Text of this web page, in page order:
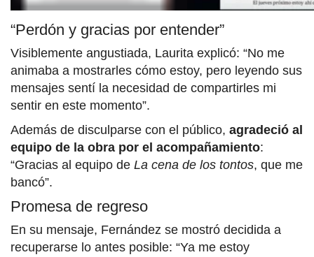
“Perdón y gracias por entender”
Visiblemente angustiada, Laurita explicó: “No me
animaba a mostrarles cómo estoy, pero leyendo sus
mensajes sentí la necesidad de compartirles mi
sentir en este momento”.
Además de disculparse con el público, agradeció al
equipo de la obra por el acompañamiento:
“Gracias al equipo de La cena de los tontos, que me
bancó”.
Promesa de regreso
En su mensaje, Fernández se mostró decidida a
recuperarse lo antes posible: “Ya me estoy